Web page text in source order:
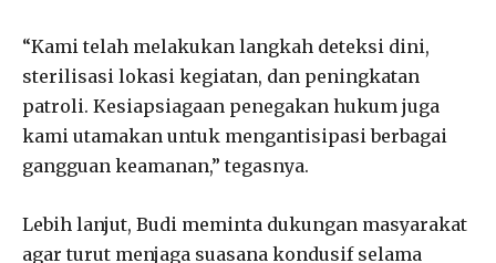
“Kami telah melakukan langkah deteksi dini,
sterilisasi lokasi kegiatan, dan peningkatan
patroli. Kesiapsiagaan penegakan hukum juga
kami utamakan untuk mengantisipasi berbagai
gangguan keamanan,” tegasnya.
Lebih lanjut, Budi meminta dukungan masyarakat
agar turut menjaga suasana kondusif selama